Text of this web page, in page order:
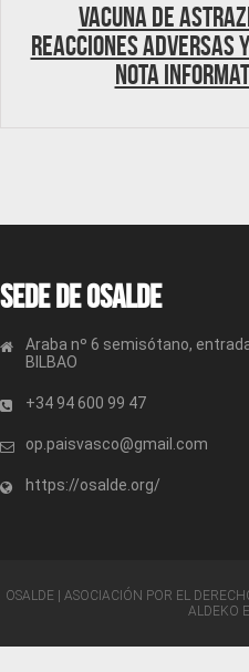
Vacuna de
Reacciones adversas
NOTA
Sede de OSALDE
Araba nº 6 semisótano,
BILBAO
+34 94 600 99 47
op.paisvasco@gmail.com
https://osalde.org/
OSALDE | ASOCIACIÓN POR EL
ALDEKO